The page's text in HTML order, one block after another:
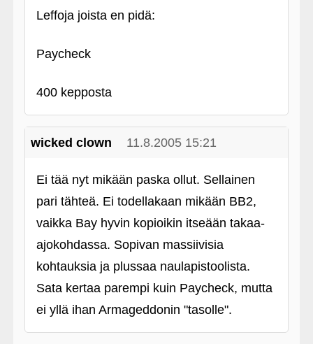
Leffoja joista en pidä:
Paycheck
400 kepposta
wicked clown 11.8.2005 15:21
Ei tää nyt mikään paska ollut. Sellainen
pari tähteä. Ei todellakaan mikään BB2,
vaikka Bay hyvin kopioikin itseään takaa-
ajokohdassa. Sopivan massiivisia
kohtauksia ja plussaa naulapistoolista.
Sata kertaa parempi kuin Paycheck, mutta
ei yllä ihan Armageddonin "tasolle".